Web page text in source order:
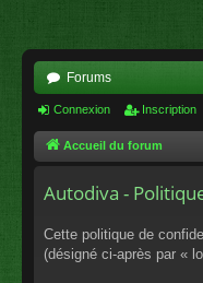
Forums
Connexion Inscription
Accueil du forum
Autodiva -
Cette politique de
(désigné ci-après par «